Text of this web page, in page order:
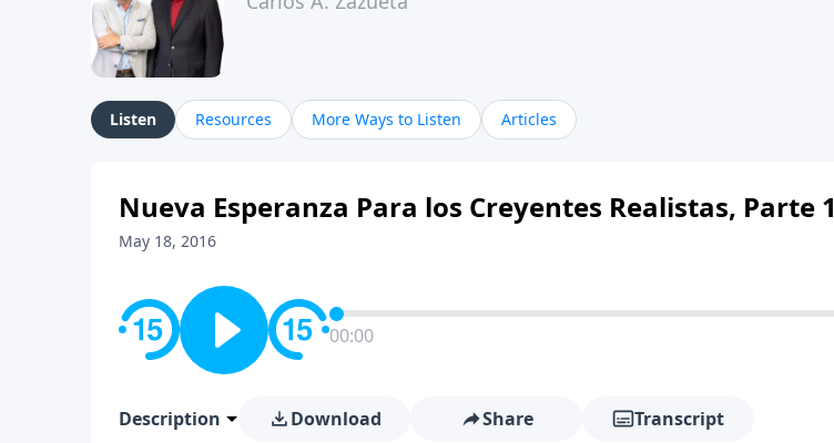
Listen Resources More Ways to Listen Articles
Nueva Esperanza Para los Creyentes Realistas, Parte 1
May 18, 2016
00:00
Description Download Share Transcript